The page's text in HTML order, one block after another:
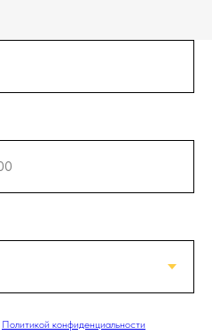
Политикой конфиденциальности